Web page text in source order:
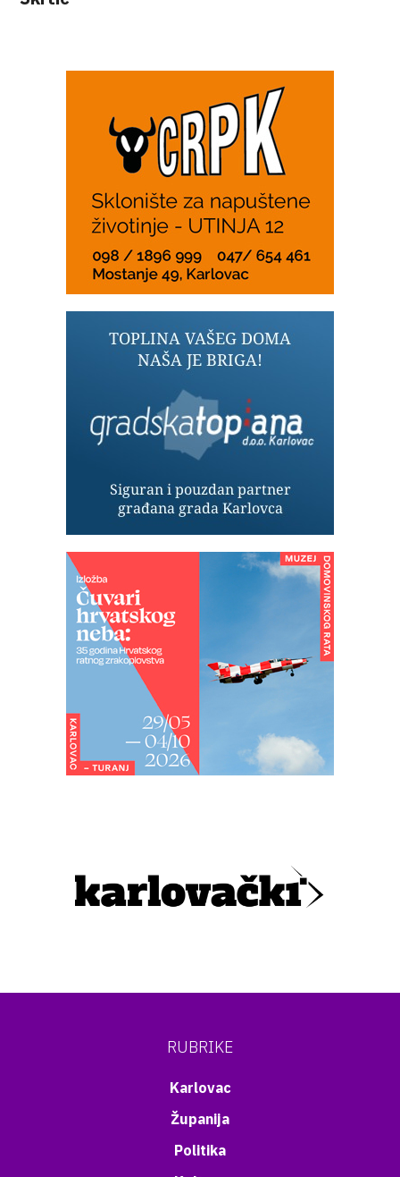
RUBRIKE
Karlovac
Županija
Politika